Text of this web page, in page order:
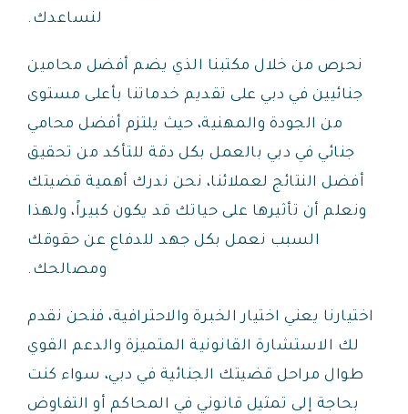
لنساعدك.
نحرص من خلال مكتبنا الذي يضم أفضل محامين
جنائيين في دبي على تقديم خدماتنا بأعلى مستوى
من الجودة والمهنية، حيث يلتزم أفضل محامي
جنائي في دبي بالعمل بكل دقة للتأكد من تحقيق
أفضل النتائج لعملائنا، نحن ندرك أهمية قضيتك
ونعلم أن تأثيرها على حياتك قد يكون كبيراً، ولهذا
السبب نعمل بكل جهد للدفاع عن حقوقك
ومصالحك.
اختيارنا يعني اختيار الخبرة والاحترافية، فنحن نقدم
لك الاستشارة القانونية المتميزة والدعم القوي
طوال مراحل قضيتك الجنائية في دبي، سواء كنت
بحاجة إلى تمثيل قانوني في المحاكم أو التفاوض